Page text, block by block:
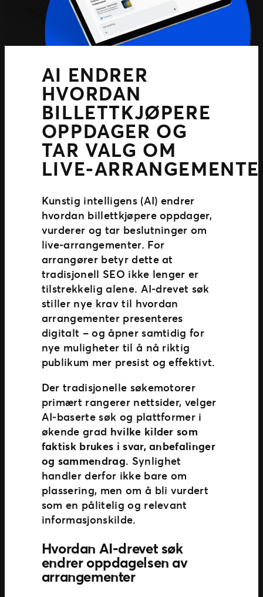
AI ENDRER
HVORDAN
BILLETTKJØPERE
OPPDAGER OG
TAR VALG OM
Kunstig intelligens (AI) endrer
hvordan billettkjøpere oppdager,
vurderer og tar beslutninger om
live‑arrangementer. For
arrangører betyr dette at
tradisjonell SEO ikke lenger er
tilstrekkelig alene. AI‑drevet søk
stiller nye krav til hvordan
arrangementer presenteres
digitalt – og åpner samtidig for
nye muligheter til å nå riktig
publikum mer presist og effektivt.
Der tradisjonelle søkemotorer
primært rangerer nettsider, velger
AI‑baserte søk og plattformer i
økende grad hvilke kilder som
faktisk brukes i svar, anbefalinger
og sammendrag. Synlighet
handler derfor ikke bare om
plassering, men om å bli vurdert
som en pålitelig og relevant
informasjonskilde.
Hvordan AI‑drevet søk
endrer oppdagelsen av
arrangementer